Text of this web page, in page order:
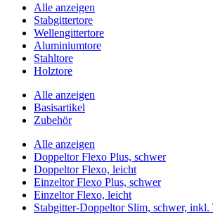
Alle anzeigen
Stabgittertore
Wellengittertore
Aluminiumtore
Stahltore
Holztore
Alle anzeigen
Basisartikel
Zubehör
Alle anzeigen
Doppeltor Flexo Plus, schwer
Doppeltor Flexo, leicht
Einzeltor Flexo Plus, schwer
Einzeltor Flexo, leicht
Stabgitter-Doppeltor Slim, schwer, inkl.